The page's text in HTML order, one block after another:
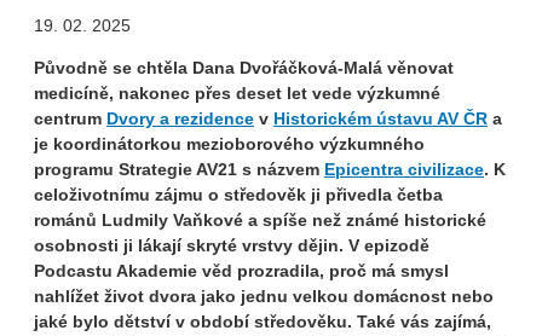
19. 02. 2025
Původně se chtěla Dana Dvořáčková-Malá věnovat
medicíně, nakonec přes deset let vede výzkumné
centrum Dvory a rezidence v Historickém ústavu AV ČR a
je koordinátorkou mezioborového výzkumného
programu Strategie AV21 s názvem Epicentra civilizace. K
celoživotnímu zájmu o středověk ji přivedla četba
románů Ludmily Vaňkové a spíše než známé historické
osobnosti ji lákají skryté vrstvy dějin. V epizodě
Podcastu Akademie věd prozradila, proč má smysl
nahlížet život dvora jako jednu velkou domácnost nebo
jaké bylo dětství v období středověku. Také vás zajímá,